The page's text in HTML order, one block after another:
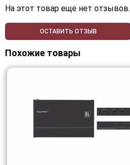
На этот товар еще нет отзывов.
ОСТАВИТЬ ОТЗЫВ
Похожие товары